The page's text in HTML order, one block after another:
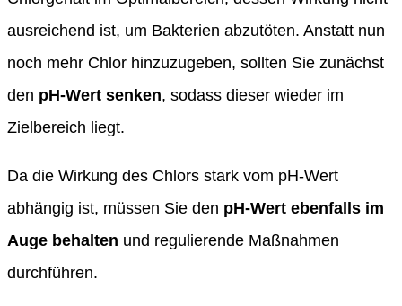
ausreichend ist, um Bakterien abzutöten. Anstatt nun
noch mehr Chlor hinzuzugeben, sollten Sie zunächst
den pH-Wert senken, sodass dieser wieder im
Zielbereich liegt.
Da die Wirkung des Chlors stark vom pH-Wert
abhängig ist, müssen Sie den pH-Wert ebenfalls im
Auge behalten und regulierende Maßnahmen
durchführen.